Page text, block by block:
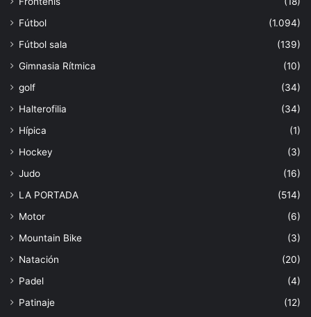
Fútbol
(1.094)
Fútbol sala
(139)
Gimnasia Rítmica
(10)
golf
(34)
Halterofilia
(34)
Hípica
(1)
Hockey
(3)
Judo
(16)
LA PORTADA
(514)
Motor
(6)
Mountain Bike
(3)
Natación
(20)
Padel
(4)
Patinaje
(12)